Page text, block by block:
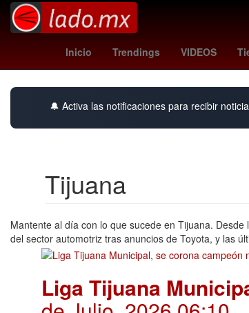
Inicio Trendings VIDEOS
Go Ahead Eagles toluca vs santos
🔔 Activa las notificaciones para recibir
Tijuana
Mantente al día con lo que sucede en Tijuana.
del sector automotriz tras anuncios de Toyota, y las
Liga Tijuana